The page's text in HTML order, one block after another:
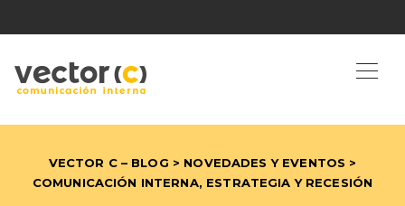
VECTOR C – BLOG > NOVEDADES Y EVENTOS >
COMUNICACIÓN INTERNA, ESTRATEGIA Y RECESIÓN